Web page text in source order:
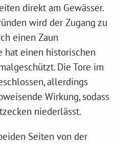
direkt am Gewässer.
wird der Zugang zu
einen Zaun
hat einen historischen
Die Tore im
allerdings
Wirkung, sodass
niederlässt.
Seiten von der